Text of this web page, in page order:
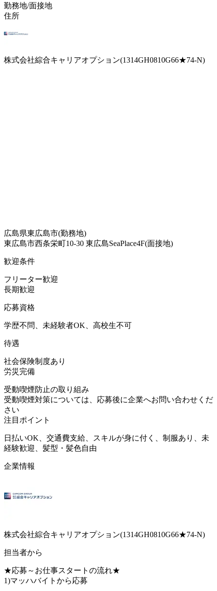
勤務地/面接地
住所
株式会社綜合キャリアオプション(1314GH0810G66★74-N)
広島県東広島市(勤務地)
東広島市西条栄町10-30 東広島SeaPlace4F(面接地)
歓迎条件
フリーター歓迎
長期歓迎
応募資格
学歴不問、未経験者OK、高校生不可
待遇
社会保険制度あり
労災完備
受動喫煙防止の取り組み
受動喫煙対策については、応募後に企業へお問い合わせくだ
さい
注目ポイント
日払いOK、交通費支給、スキルが身に付く、制服あり、未
経験歓迎、髪型・髪色自由
企業情報
株式会社綜合キャリアオプション(1314GH0810G66★74-N)
担当者から
★応募～お仕事スタートの流れ★
1)マッハバイトから応募